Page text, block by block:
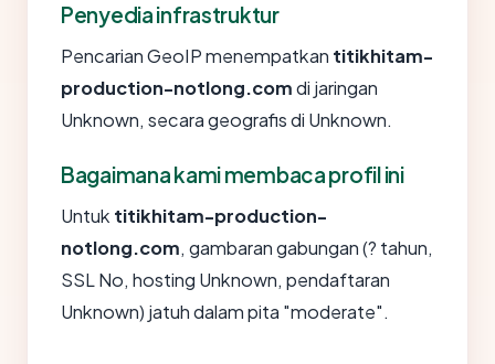
Penyedia infrastruktur
Pencarian GeoIP menempatkan titikhitam-
production-notlong.comdi jaringan
Unknown, secara geografis di Unknown.
Bagaimana kami membaca profil ini
Untuk titikhitam-production-
notlong.com, gambaran gabungan (? tahun,
SSL No, hosting Unknown, pendaftaran
Unknown) jatuh dalam pita "moderate".